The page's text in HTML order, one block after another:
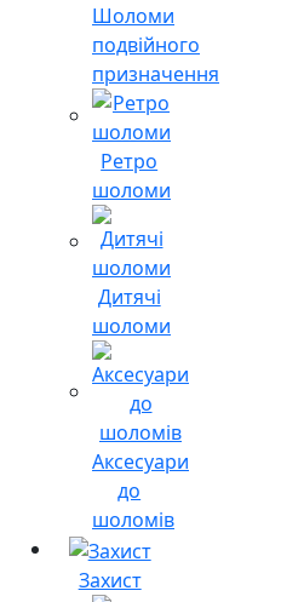
Шоломи
подвійного
призначення
Ретро
шоломи
Дитячі
шоломи
Аксесуари
до
шоломів
Захист